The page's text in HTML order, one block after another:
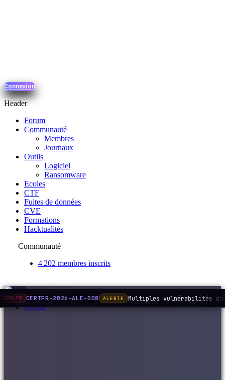
Connexion
Header
Forum
Communauté
Membres
Journaux
Outils
Logiciel
Ransomware
Ecoles
CTF
Fuites de données
CVE
Formations
Hacktualités
Communauté
4 202 membres inscrits
Forum
CERT-FR CERTFR-2026-ALE-008 ALERTE Multiples vulnérabilités